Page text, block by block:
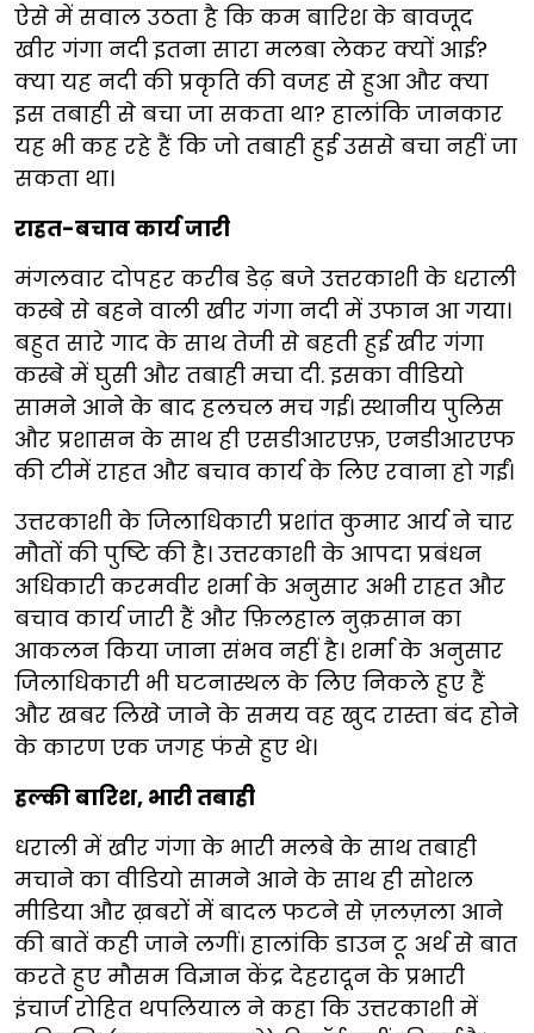
ऐसे में सवाल उठता है कि कम बारिश के बावजूद
खीर गंगा नदी इतना सारा मलबा लेकर क्यों आई?
क्या यह नदी की प्रकृति की वजह से हुआ और क्या
इस तबाही से बचा जा सकता था? हालांकि जानकार
यह भी कह रहे हैं कि जो तबाही हुई उससे बचा नहीं जा
सकता था।
राहत-बचाव कार्य जारी
मंगलवार दोपहर करीब डेढ़ बजे उत्तरकाशी के धराली
कस्बे से बहने वाली खीर गंगा नदी में उफान आ गया।
बहुत सारे गाद के साथ तेजी से बहती हुई खीर गंगा
कस्बे में घुसी और तबाही मचा दी. इसका वीडियो
सामने आने के बाद हलचल मच गई। स्थानीय पुलिस
और प्रशासन के साथ ही एसडीआरएफ़, एनडीआरएफ
की टीमें राहत और बचाव कार्य के लिए रवाना हो गईं।
उत्तरकाशी के जिलाधिकारी प्रशांत कुमार आर्य ने चार
मौतों की पुष्टि की है। उत्तरकाशी के आपदा प्रबंधन
अधिकारी करमवीर शर्मा के अनुसार अभी राहत और
बचाव कार्य जारी हैं और फ़िलहाल नुक़सान का
आकलन किया जाना संभव नहीं है। शर्मा के अनुसार
जिलाधिकारी भी घटनास्थल के लिए निकले हुए हैं
और खबर लिखे जाने के समय वह खुद रास्ता बंद होने
के कारण एक जगह फंसे हुए थे।
हल्की बारिश, भारी तबाही
धराली में खीर गंगा के भारी मलबे के साथ तबाही
मचाने का वीडियो सामने आने के साथ ही सोशल
मीडिया और ख़बरों में बादल फटने से ज़लज़ला आने
की बातें कही जाने लगीं। हालांकि डाउन टू अर्थ से बात
करते हुए मौसम विज्ञान केंद्र देहरादून के प्रभारी
इंचार्ज रोहित थपलियाल ने कहा कि उत्तरकाशी में